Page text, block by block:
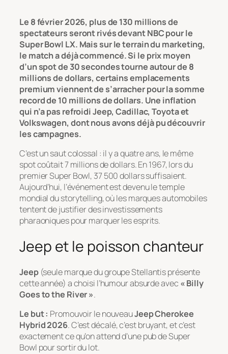
Le 8 février 2026, plus de 130 millions de
spectateurs seront rivés devant NBC pour le
Super Bowl LX. Mais sur le terrain du marketing,
le match a déjà commencé. Si le prix moyen
d’un spot de 30 secondes tourne autour de 8
millions de dollars, certains emplacements
premium viennent de s’arracher pour la somme
record de 10 millions de dollars. Une inflation
qui n’a pas refroidi Jeep, Cadillac, Toyota et
Volkswagen, dont nous avons déjà pu découvrir
les campagnes.
C’est un saut colossal : il y a quatre ans, le même
spot coûtait 7 millions de dollars. En 1967, lors du
premier Super Bowl, 37 500 dollars suffisaient.
Aujourd’hui, l’événement est devenu le temple
mondial du storytelling, où les marques automobiles
tentent de justifier des investissements
pharaoniques pour marquer les esprits.
Jeep et le poisson chanteur
Jeep(seule marque du groupe Stellantis présente
cette année) a choisi l’humour absurde avec « Billy
Goes to the River ».
Le but : Promouvoir le nouveauJeep Cherokee
Hybrid 2026. C’est décalé, c’est bruyant, et c’est
exactement ce qu’on attend d’une pub de Super
Bowl pour sortir du lot.